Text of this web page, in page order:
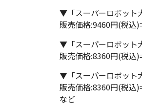
▼「スーパーロボット
販売価格:9460円(税込
▼「スーパーロボット
販売価格:8360円(税込
▼「スーパーロボット
販売価格:8360円(税込
など